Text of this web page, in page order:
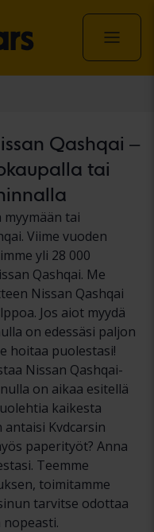
Qashqai –
tai
myymään tai
Viime vuoden
yli 28 000
Qashqai. Me
Nissan Qashqai
Jos aiot myydä
on edessäsi paljon
hoitaa puolestasi!
Nissan Qashqai-
on aikaa esitellä
kaikesta
Kvdcarsin
paperityöt? Anna
Teemme
toimitamme
tarvitse odottaa